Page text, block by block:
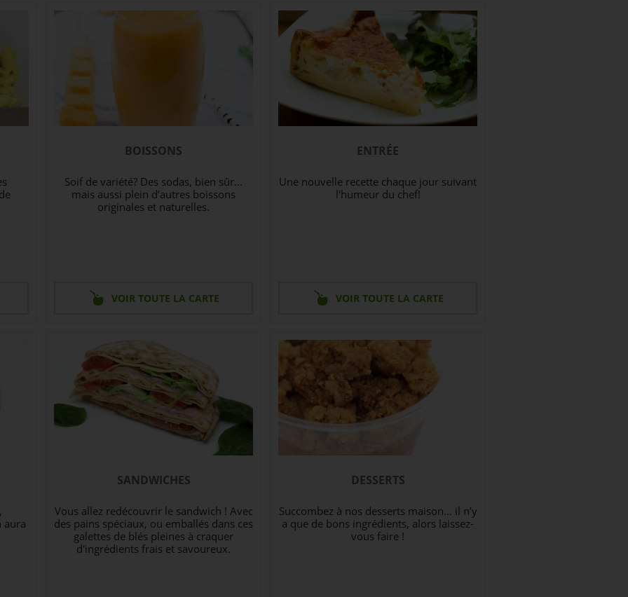
BOISSONS
Soif de variété? Des sodas, bien sûr...
mais aussi plein d’autres boissons
originales et naturelles.
VOIR TOUTE LA CARTE
ENTRÉE
Une nouvelle recette chaque jour suivant
l'humeur du chef!
VOIR TOUTE LA CARTE
aura
SANDWICHES
Vous allez redécouvrir le sandwich ! Avec
des pains spéciaux, ou emballés dans ces
galettes de blés pleines à craquer
d'ingrédients frais et savoureux.
DESSERTS
Succombez à nos desserts maison... il n’y
a que de bons ingrédients, alors laissez-
vous faire !